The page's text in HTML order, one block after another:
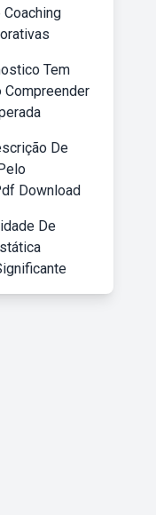
Tem
Compreender
De
Download
De